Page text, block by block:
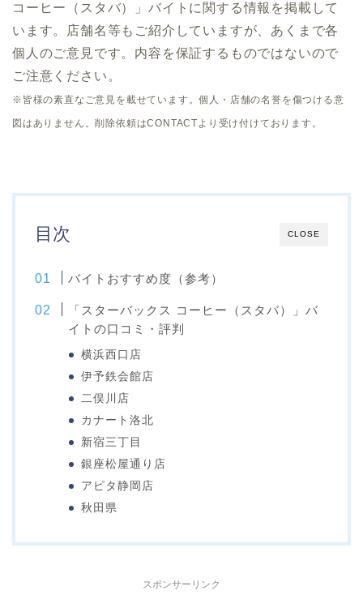
コーヒー（スタバ）」バイトに関する情報を掲載して
います。店舗名等もご紹介していますが、あくまで各
個人のご意見です。内容を保証するものではないので
ご注意ください。
※皆様の素直なご意見を載せています。個人・店舗の名誉を傷つける意
図はありません。削除依頼はCONTACTより受け付けております。
CLOSE
目次
バイトおすすめ度（参考）
「スターバックス コーヒー（スタバ）」バ
イトの口コミ・評判
横浜西口店
伊予鉄会館店
二俣川店
カナート洛北
新宿三丁目
銀座松屋通り店
アピタ静岡店
秋田県
スポンサーリンク